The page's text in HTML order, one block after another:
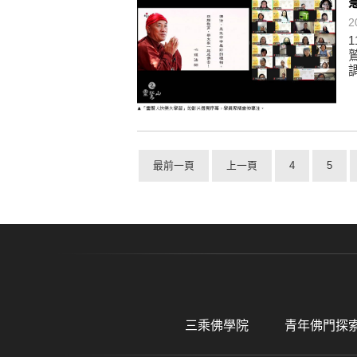
最前一頁 上一頁 4 5
三乘佛學院 青年佛門探